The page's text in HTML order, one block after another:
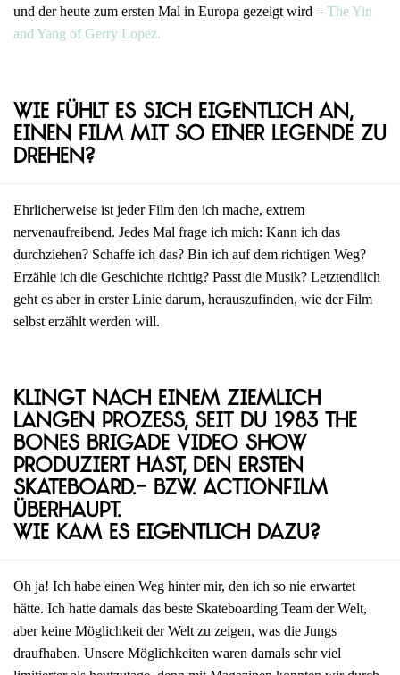
und der heute zum ersten Mal in Europa gezeigt wird – The Yin
and Yang of Gerry Lopez.
Wie fühlt es sich eigentlich an,
einen Film mit so einer Legende zu
drehen?
Ehrlicherweise ist jeder Film den ich mache, extrem
nervenaufreibend. Jedes Mal frage ich mich: Kann ich das
durchziehen? Schaffe ich das? Bin ich auf dem richtigen Weg?
Erzähle ich die Geschichte richtig? Passt die Musik? Letztendlich
geht es aber in erster Linie darum, herauszufinden, wie der Film
selbst erzählt werden will.
Klingt nach einem ziemlich
langen Prozess, seit du 1983 The
Bones Brigade Video Show
produziert hast, den ersten
Skateboard.- bzw. Actionfilm
überhaupt.
Wie kam es eigentlich dazu?
Oh ja! Ich habe einen Weg hinter mir, den ich so nie erwartet
hätte. Ich hatte damals das beste Skateboarding Team der Welt,
aber keine Möglichkeit der Welt zu zeigen, was die Jungs
draufhaben. Unsere Möglichkeiten waren damals sehr viel